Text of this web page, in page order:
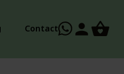
Contact person